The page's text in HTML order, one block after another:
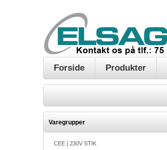
Forside Produkter
Varegrupper
CEE | 230V STIK